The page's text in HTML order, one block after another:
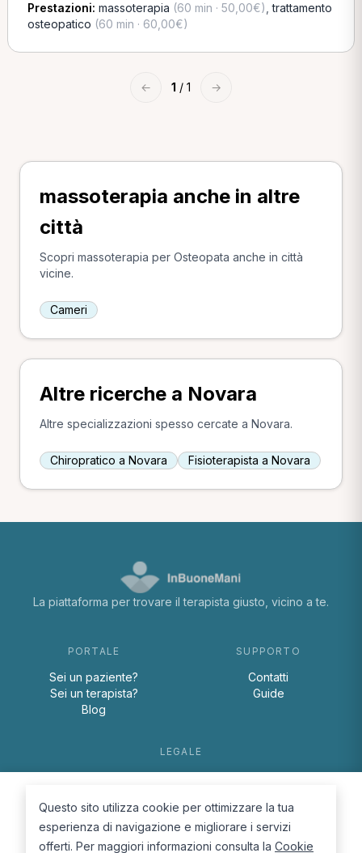
Prestazioni: massoterapia (60 min · 50,00€) ,trattamento
osteopatico (60 min · 60,00€)
← 1 / 1 →
massoterapia anche in altre
città
Scopri massoterapia per Osteopata anche in città
vicine.
Cameri
Altre ricerche a Novara
Altre specializzazioni spesso cercate a Novara.
Chiropratico a Novara Fisioterapista a Novara
La piattaforma per trovare il terapista giusto, vicino a te.
PORTALE
Sei un paziente?
Sei un terapista?
Blog
SUPPORTO
Contatti
Guide
LEGALE
Cookie Policy
Questo sito utilizza cookie per ottimizzare la tua
esperienza di navigazione e migliorare i servizi
offerti. Per maggiori informazioni consulta la Cookie